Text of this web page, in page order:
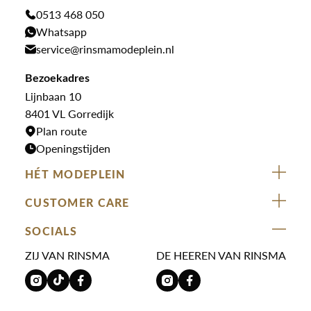
Genti
PME Legend
Butcher of Blue
Bekijk alle merken >
Jassen
Jeans
Jumpsuits
Jurken
Rokken
Jassen
Overhemden
T-shirts
0513 468 050
Whatsapp
service@rinsmamodeplein.nl
Bezoekadres
Lijnbaan 10
8401 VL Gorredijk
Plan route
Openingstijden
HÉT MODEPLEIN
ZIJ VAN RINSMA
DE HEEREN VAN RINSMA
Eten en drinken
Openingstijden
CUSTOMER CARE
Veelgestelde vragen
Retourneren & Ruilen
Betaalmethoden
SOCIALS
ZIJ VAN RINSMA DE HEEREN VAN RINSMA